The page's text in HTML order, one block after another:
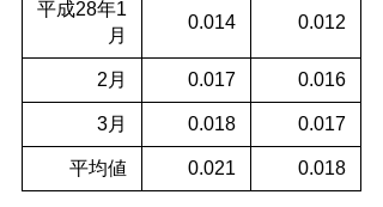
平成28年1
月
0.014 0.012
2月 0.017 0.016
3月 0.018 0.017
平均値 0.021 0.018